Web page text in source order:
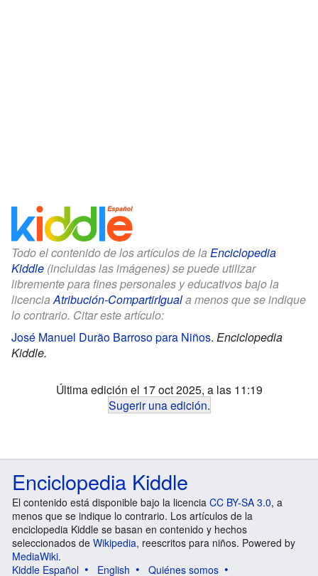
Todo el contenido de los artículos de la Enciclopedia
Kiddle (incluidas las imágenes) se puede utilizar
libremente para fines personales y educativos bajo la
licencia Atribución-CompartirIguala menos que se indique
lo contrario. Citar este artículo:
José Manuel Durão Barroso para Niños. Enciclopedia
Kiddle.
Última edición el 17 oct 2025, a las 11:19
Sugerir una edición.
Enciclopedia Kiddle
El contenido está disponible bajo la licencia CC BY-SA 3.0, a
menos que se indique lo contrario. Los artículos de la
enciclopedia Kiddle se basan en contenido y hechos
seleccionados de Wikipedia, reescritos para niños. Powered by
MediaWiki.
Kiddle Español
English
Quiénes somos